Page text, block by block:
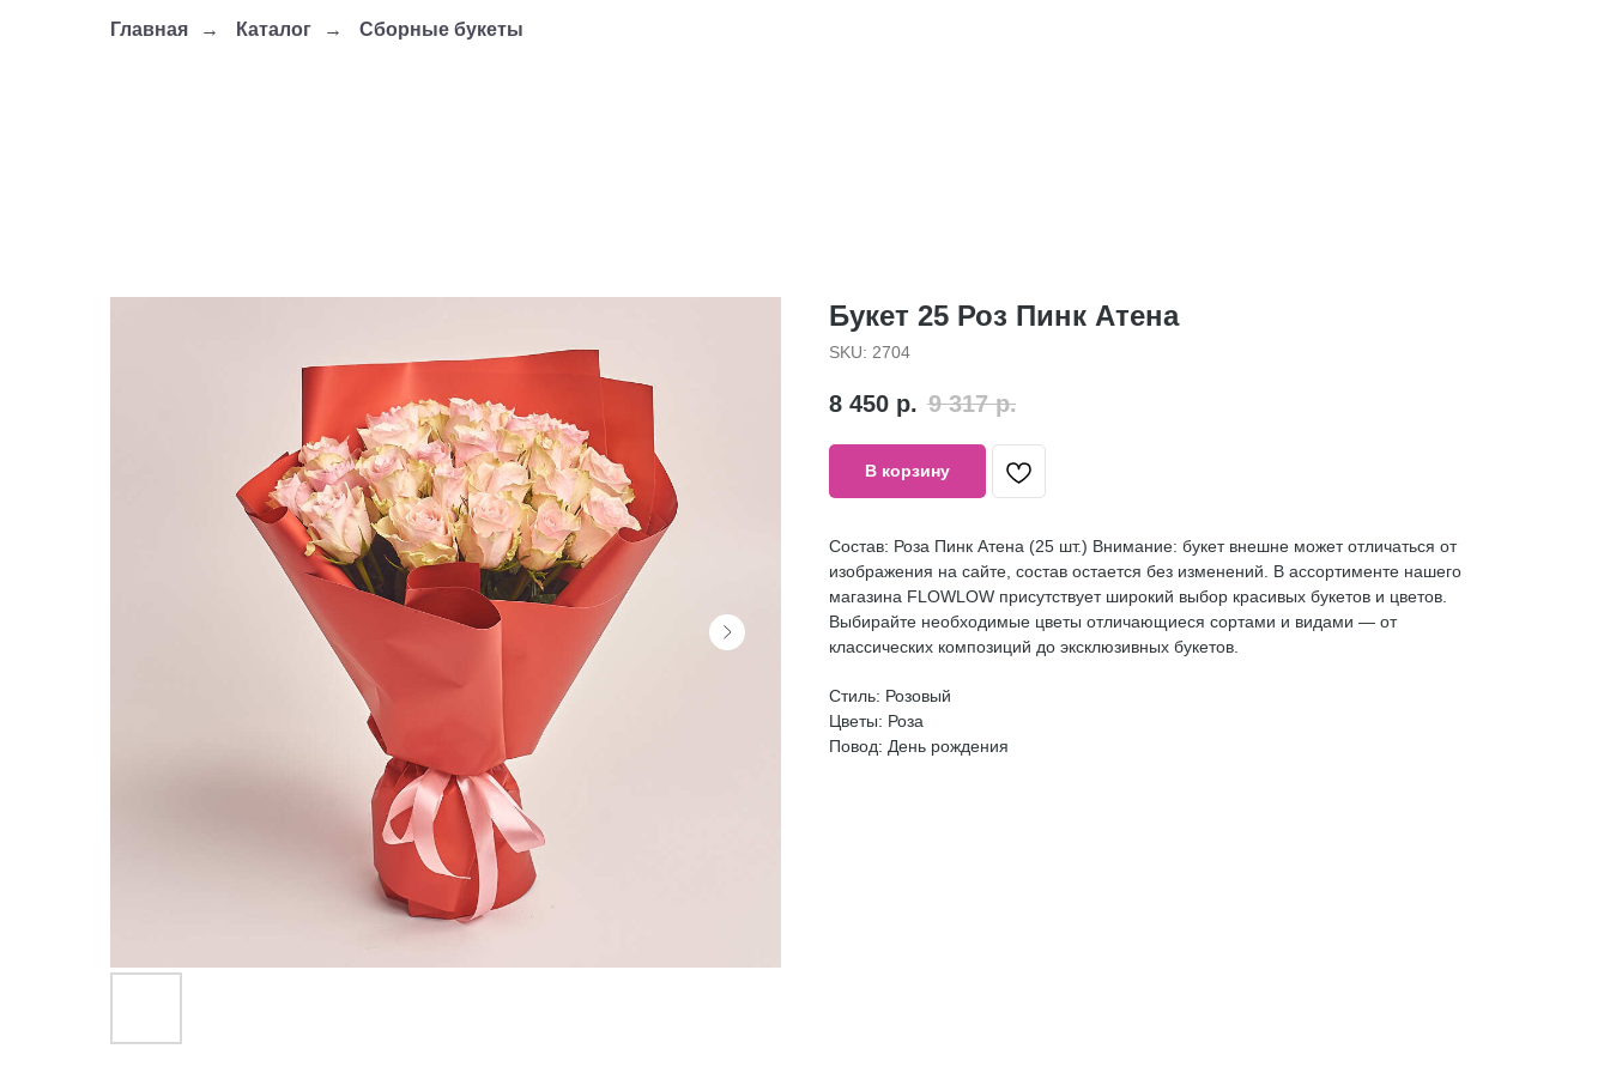
Главная → Каталог → Сборные букеты
Букет 25 Роз Пинк Атена
SKU: 2704
8 450 р. 9 317 р.
В корзину
Состав: Роза Пинк Атена (25 шт.) Внимание: букет внешне может отличаться от
изображения на сайте, состав остается без изменений. В ассортименте нашего
магазина FLOWLOW присутствует широкий выбор красивых букетов и цветов.
Выбирайте необходимые цветы отличающиеся сортами и видами — от
классических композиций до эксклюзивных букетов.
Стиль: Розовый
Цветы: Роза
Повод: День рождения